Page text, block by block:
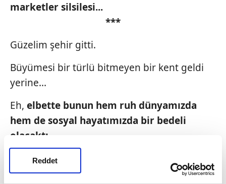
Reddet
marketler silsilesi...
***
Güzelim şehir gitti.
Büyümesi bir türlü bitmeyen bir kent geldi
yerine...
Eh, elbette bunun hem ruh dünyamızda
hem de sosyal hayatımızda bir bedeli
olacaktı.
Şimdi çocuklarımızın içinde büyüyen kırgınlık
yumakları ve öfke bunun bedeli belki...